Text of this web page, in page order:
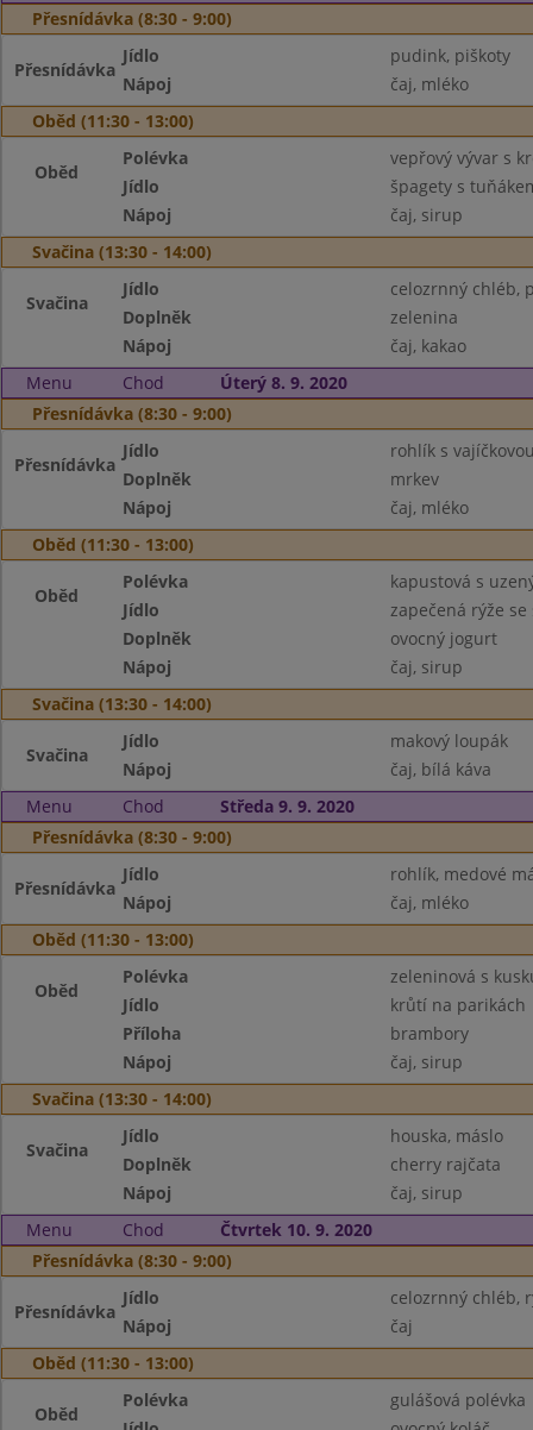
Přesnídávka (8:30 - 9:00)
Přesnídávka
Jídlo
pudink, piškoty
Nápoj
čaj, mléko
Oběd (11:30 - 13:00)
Oběd
Polévka
vepřový vývar s
Jídlo
špagety s
Nápoj
čaj, sirup
Svačina (13:30 - 14:00)
Svačina
Jídlo
celozrnný chléb,
Doplněk
zelenina
Nápoj
čaj, kakao
Menu
Chod
Úterý 8. 9. 2020
Přesnídávka (8:30 - 9:00)
Přesnídávka
Jídlo
rohlík s
Doplněk
mrkev
Nápoj
čaj, mléko
Oběd (11:30 - 13:00)
Oběd
Polévka
kapustová s
Jídlo
zapečená rýže se
Doplněk
ovocný jogurt
Nápoj
čaj, sirup
Svačina (13:30 - 14:00)
Svačina
Jídlo
makový loupák
Nápoj
čaj, bílá káva
Menu
Chod
Středa 9. 9. 2020
Přesnídávka (8:30 - 9:00)
Přesnídávka
Jídlo
rohlík, medové
Nápoj
čaj, mléko
Oběd (11:30 - 13:00)
Oběd
Polévka
zeleninová s
Jídlo
krůtí na parikách
Příloha
brambory
Nápoj
čaj, sirup
Svačina (13:30 - 14:00)
Svačina
Jídlo
houska, máslo
Doplněk
cherry rajčata
Nápoj
čaj, sirup
Menu
Chod
Čtvrtek 10. 9. 2020
Přesnídávka (8:30 - 9:00)
Přesnídávka
Jídlo
celozrnný chléb,
Nápoj
čaj
Oběd (11:30 - 13:00)
Oběd
Polévka
gulášová polévka